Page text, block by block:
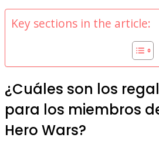
Key sections in the article:
¿Cuáles son los
para los miembros
Hero Wars?